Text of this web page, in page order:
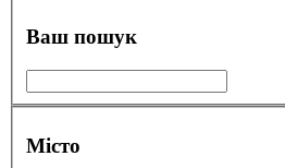
Ваш пошук
Місто